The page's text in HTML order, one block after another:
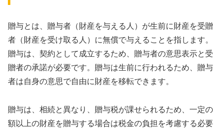
贈与とは、贈与者（財産を与える人）が生前に財産を受贈
者（財産を受け取る人）に無償で与えることを指します。
贈与は、契約として成立するため、贈与者の意思表示と受
贈者の承諾が必要です。贈与は生前に行われるため、贈与
者は自身の意思で自由に財産を移転できます。
贈与は、相続と異なり、贈与税が課せられるため、一定の
額以上の財産を贈与する場合は税金の負担を考慮する必要